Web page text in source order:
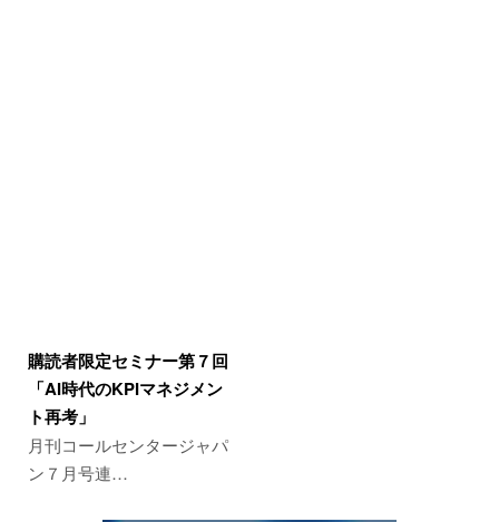
購読者限定セミナー第７回
「AI時代のKPIマネジメン
ト再考」
月刊コールセンタージャパ
ン７月号連…